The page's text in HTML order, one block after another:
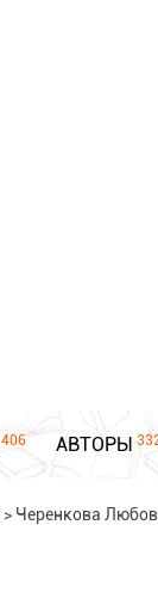
406 АВТОРЫ
> Черенкова